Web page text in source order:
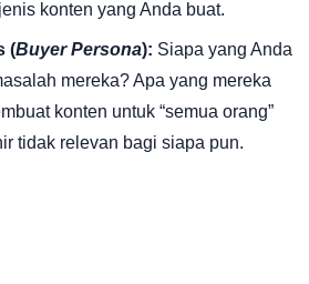
konten yang Anda buat.
(Buyer Persona): Siapa yang Anda
mereka? Apa yang mereka
konten untuk “semua orang”
tidak relevan bagi siapa pun.